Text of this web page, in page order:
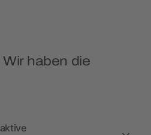
haben die